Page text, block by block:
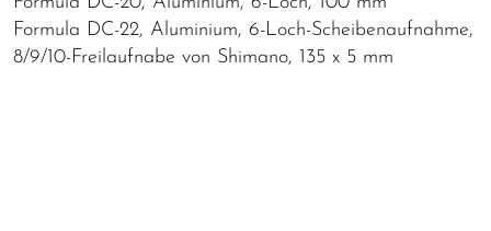
Formula DC-22, Aluminium, 6-Loch-Scheibenaufnahme,
8/9/10-Freilaufnabe von Shimano, 135 x 5 mm